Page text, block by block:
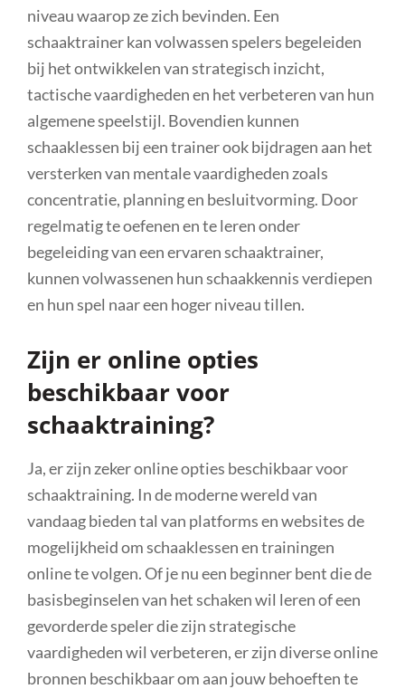
niveau waarop ze zich bevinden. Een
schaaktrainer kan volwassen spelers begeleiden
bij het ontwikkelen van strategisch inzicht,
tactische vaardigheden en het verbeteren van hun
algemene speelstijl. Bovendien kunnen
schaaklessen bij een trainer ook bijdragen aan het
versterken van mentale vaardigheden zoals
concentratie, planning en besluitvorming. Door
regelmatig te oefenen en te leren onder
begeleiding van een ervaren schaaktrainer,
kunnen volwassenen hun schaakkennis verdiepen
en hun spel naar een hoger niveau tillen.
Zijn er online opties
beschikbaar voor
schaaktraining?
Ja, er zijn zeker online opties beschikbaar voor
schaaktraining. In de moderne wereld van
vandaag bieden tal van platforms en websites de
mogelijkheid om schaaklessen en trainingen
online te volgen. Of je nu een beginner bent die de
basisbeginselen van het schaken wil leren of een
gevorderde speler die zijn strategische
vaardigheden wil verbeteren, er zijn diverse online
bronnen beschikbaar om aan jouw behoeften te